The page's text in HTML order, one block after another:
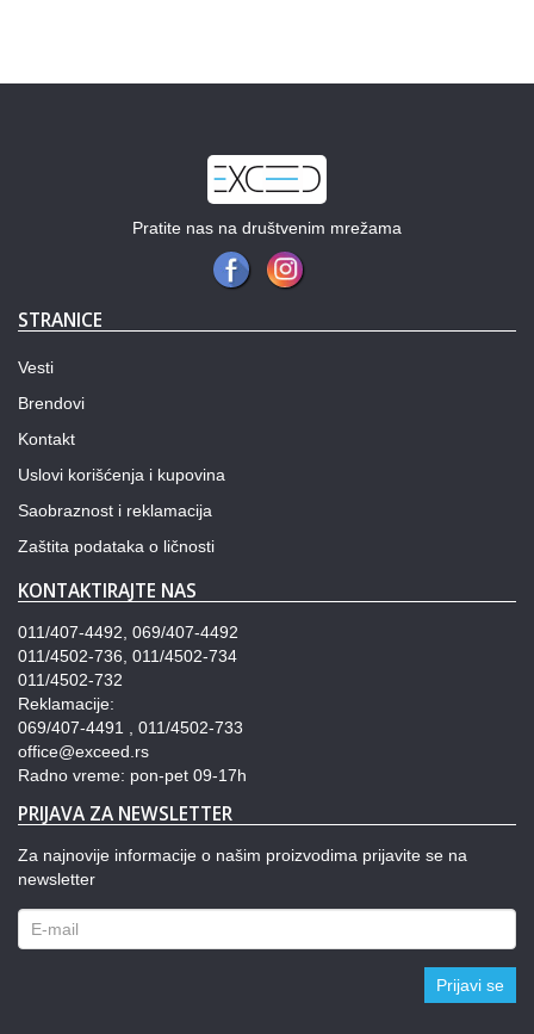
Pratite nas na društvenim mrežama
STRANICE
Vesti
Brendovi
Kontakt
Uslovi korišćenja i kupovina
Saobraznost i reklamacija
Zaštita podataka o ličnosti
KONTAKTIRAJTE NAS
011/407-4492, 069/407-4492
011/4502-736, 011/4502-734
011/4502-732
Reklamacije:
069/407-4491 , 011/4502-733
office@exceed.rs
Radno vreme: pon-pet 09-17h
PRIJAVA ZA NEWSLETTER
Za najnovije informacije o našim proizvodima prijavite se na
newsletter
Prijavi se